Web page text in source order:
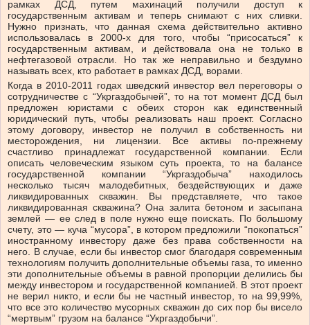
рамках ДСД, путем махинаций получили доступ к
государственным активам и теперь снимают с них сливки.
Нужно признать, что данная схема действительно активно
использовалась в 2000-х для того, чтобы “присосаться” к
государственным активам, и действовала она не только в
нефтегазовой отрасли. Но так же неправильно и бездумно
называть всех, кто работает в рамках ДСД, ворами.
Когда в 2010-2011 годах шведский инвестор вел переговоры о
сотрудничестве с “Укргаздобычей”, то на тот момент ДСД был
предложен юристами с обеих сторон как единственный
юридический путь, чтобы реализовать наш проект. Согласно
этому договору, инвестор не получил в собственность ни
месторождения, ни лицензии. Все активы по-прежнему
счастливо принадлежат государственной компании. Если
описать человеческим языком суть проекта, то на балансе
государственной компании “Укргаздобыча” находилось
несколько тысяч малодебитных, бездействующих и даже
ликвидированных скважин. Вы представляете, что такое
ликвидированная скважина? Она залита бетоном и засыпана
землей— ее след в поле нужно еще поискать. По большому
счету, это— куча “мусора”, в котором предложили “покопаться”
иностранному инвестору даже без права собственности на
него. В случае, если бы инвестор смог благодаря современным
технологиям получить дополнительные объемы газа, то именно
эти дополнительные объемы в равной пропорции делились бы
между инвестором и государственной компанией. В этот проект
не верил никто, и если бы не частный инвестор, то на 99,99%,
что все это количество мусорных скважин до сих пор бы висело
“мертвым” грузом на балансе “Укргаздобычи”.